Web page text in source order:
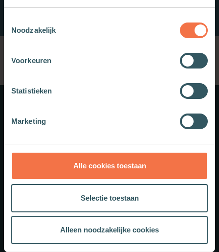
Noodzakelijk
Voorkeuren
Statistieken
Marketing
Alle cookies toestaan
Selectie toestaan
Alleen noodzakelijke cookies
Nieuwsbrieven
Veelgestelde vragen
Contact